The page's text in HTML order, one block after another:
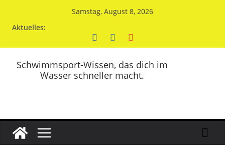
Samstag, August 8, 2026
Aktuelles:
Schwimmsport-Wissen, das dich im
Wasser schneller macht.